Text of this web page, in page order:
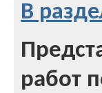
В
работ